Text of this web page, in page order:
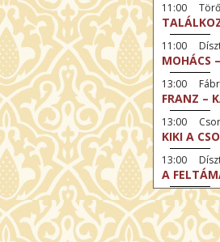
11:00
11:00
MOHÁCS
13:00
FRANZ –
13:00
KIKI A
13:00
A
14:30
KIRÁLYT!